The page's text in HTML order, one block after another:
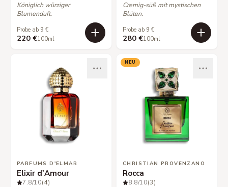
Königlich würziger
Blumenduft.
Probe ab 9 €
220 €100ml
Cremig-süß mit mystischen
Blüten.
Probe ab 9 €
280 €100ml
PARFUMS D'ELMAR
Elixir d'Amour
7.8/10(4)
NEU
CHRISTIAN PROVENZANO
Rocca
8.8/10(3)